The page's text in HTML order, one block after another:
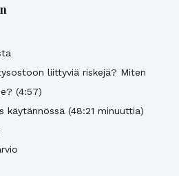
liittyviä riskejä? Miten
(4:57)
käytännössä (48:21 minuuttia)